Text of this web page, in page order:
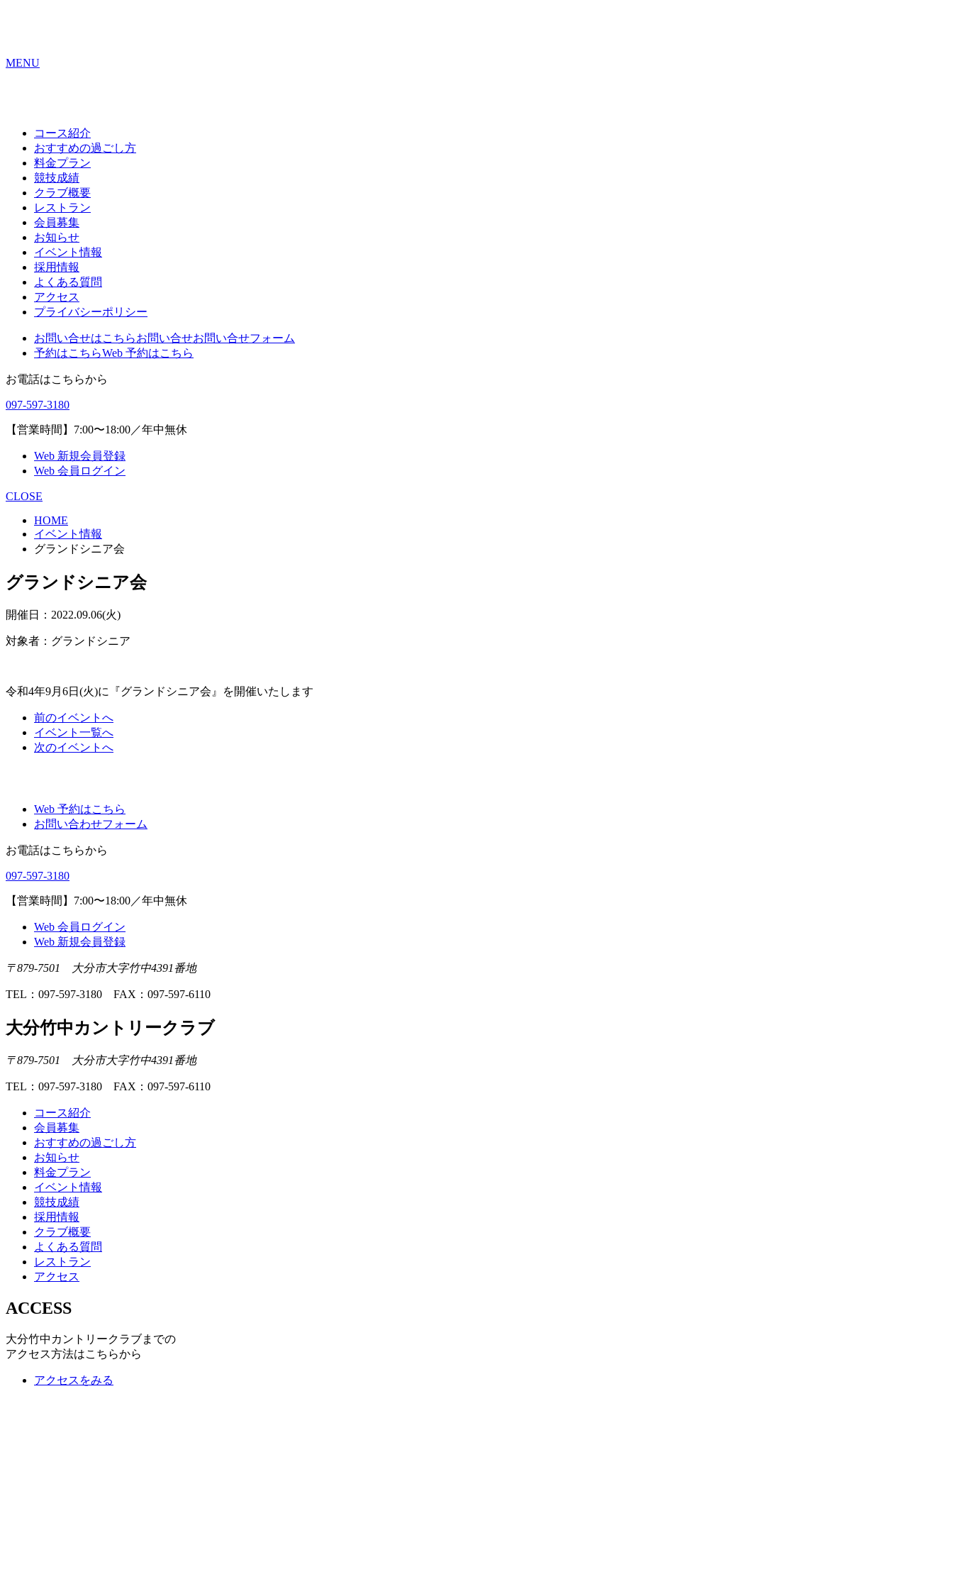
MENU
コース紹介
おすすめの過ごし方
料金プラン
競技成績
クラブ概要
レストラン
会員募集
お知らせ
イベント情報
採用情報
よくある質問
アクセス
プライバシーポリシー
お問い合せはこちらお問い合せお問い合せフォーム
予約はこちらWeb 予約はこちら
お電話はこちらから
097-597-3180
【営業時間】7:00〜18:00／年中無休
Web 新規会員登録
Web 会員ログイン
CLOSE
HOME
イベント情報
グランドシニア会
グランドシニア会
開催日：2022.09.06(火)
対象者：グランドシニア
令和4年9月6日(火)に『グランドシニア会』を開催いたします
前のイベント へ
イベント一覧へ
次のイベント へ
Web 予約はこちら
お問い合わせフォーム
お電話はこちらから
097-597-3180
【営業時間】7:00〜18:00／年中無休
Web 会員ログイン
Web 新規会員登録
〒879-7501 大分市大字竹中4391番地
TEL：097-597-3180 FAX：097-597-6110
大分竹中カントリークラブ
〒879-7501 大分市大字竹中4391番地
TEL：097-597-3180 FAX：097-597-6110
コース紹介
会員募集
おすすめの過ごし方
お知らせ
料金プラン
イベント情報
競技成績
採用情報
クラブ概要
よくある質問
レストラン
アクセス
ACCESS
大分竹中カントリークラブまでの
アクセス方法はこちらから
アクセスをみる